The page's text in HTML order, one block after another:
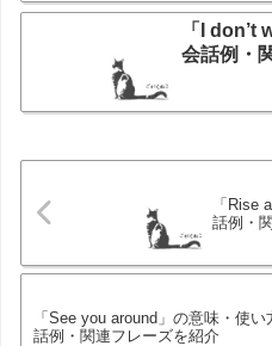
「I don’t
会話例・
「Rise
話例・
「See you around」の意味・使い
話例・関連フレーズを紹介